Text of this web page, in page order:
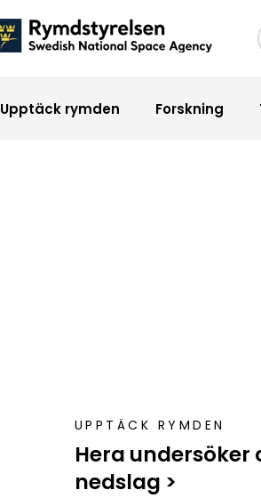
Upptäck rymden Forskning
UPPTÄCK RYMDEN
Hera
nedslag >